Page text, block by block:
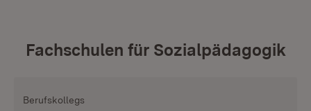
Fachschulen für Sozialpädagogik
Berufskollegs